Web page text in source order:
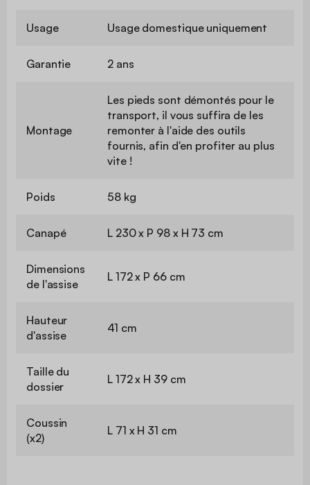
Usage Usage domestique uniquement
Garantie 2 ans
Montage
Les pieds sont démontés pour le
transport, il vous suffira de les
remonter à l'aide des outils
fournis, afin d'en profiter au plus
vite !
Poids 58 kg
Canapé L 230 x P 98 x H 73 cm
Dimensions
de l'assise
L 172 x P 66 cm
Hauteur
d'assise
41 cm
Taille du
dossier
L 172 x H 39 cm
Coussin
(x2)
L 71 x H 31 cm